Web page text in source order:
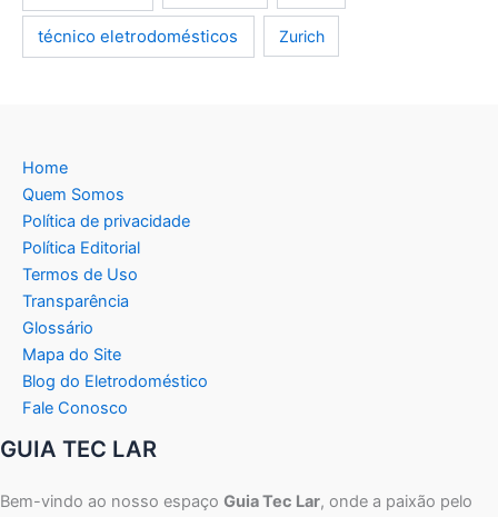
técnico eletrodomésticos Zurich
Home
Quem Somos
Política de privacidade
Política Editorial
Termos de Uso
Transparência
Glossário
Mapa do Site
Blog do Eletrodoméstico
Fale Conosco
GUIA TEC LAR
Bem-vindo ao nosso espaço Guia Tec Lar, onde a paixão pelo